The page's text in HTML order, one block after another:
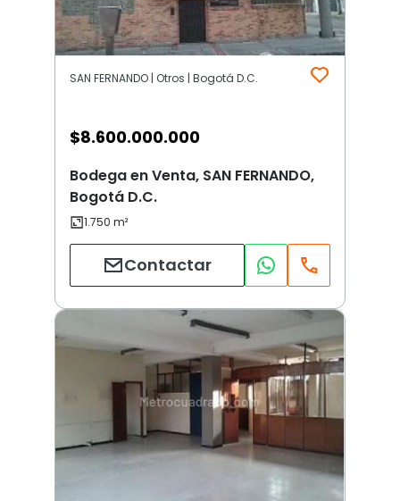
SAN FERNANDO | Otros | Bogotá D.C.
$8.600.000.000
Bodega en Venta, SAN FERNANDO,
Bogotá D.C.
Contactar